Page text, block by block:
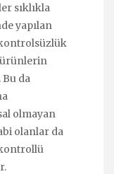
sıklıkla
yapılan
ürünlerin
da
olmayan
olanlar da